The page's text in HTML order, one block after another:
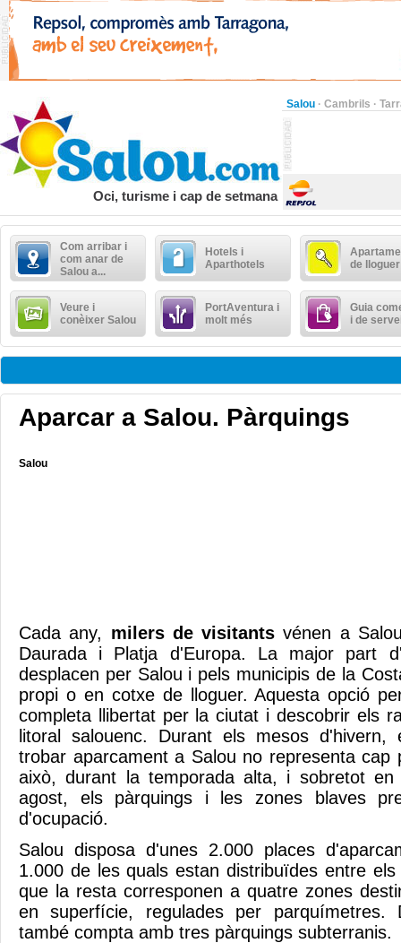
Salou · Cambrils ·
Oci, turisme i cap de setmana
Com arribar i
com anar de
Salou a...
Hotels i
Aparthotels
de lloguer
Veure i
conèixer Salou
PortAventura i
molt més
Guia
i de
Aparcar a Salou. Pàrquings
Salou
Cada any, milers de visitants vénen a
Daurada i Platja d'Europa. La major part
desplacen per Salou i pels municipis de la
propi o en cotxe de lloguer. Aquesta opció
completa llibertat per la ciutat i descobrir els
litoral salouenc. Durant els mesos d'hivern,
trobar aparcament a Salou no representa cap
això, durant la temporada alta, i sobretot
agost, els pàrquings i les zones blaves
d'ocupació.
Salou disposa d'unes 2.000 places
1.000 de les quals estan distribuïdes entre
que la resta corresponen a quatre zones
en superfície, regulades per parquímetres.
també compta amb tres pàrquings subterranis.